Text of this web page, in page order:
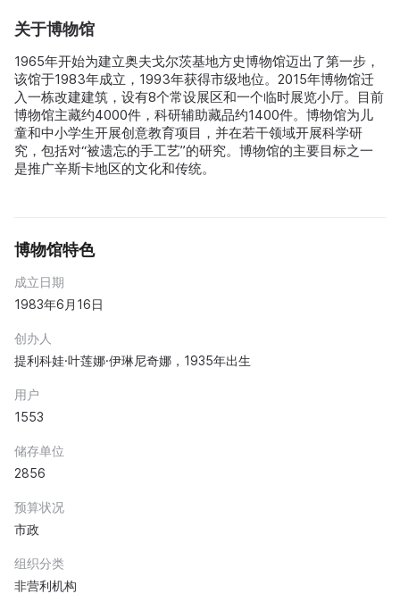
关于博物馆
1965年开始为建立奥夫戈尔茨基地方史博物馆迈出了第一步，
该馆于1983年成立，1993年获得市级地位。2015年博物馆迁
入一栋改建建筑，设有8个常设展区和一个临时展览小厅。目前
博物馆主藏约4000件，科研辅助藏品约1400件。博物馆为儿
童和中小学生开展创意教育项目，并在若干领域开展科学研
究，包括对“被遗忘的手工艺”的研究。博物馆的主要目标之一
是推广辛斯卡地区的文化和传统。
博物馆特色
成立日期
1983年6月16日
创办人
提利科娃·叶莲娜·伊琳尼奇娜，1935年出生
用户
1553
储存单位
2856
预算状况
市政
组织分类
非营利机构